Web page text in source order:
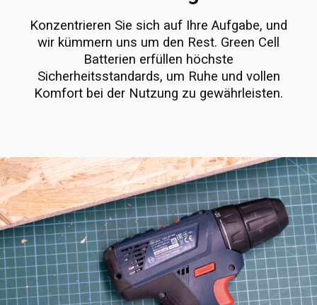
Konzentrieren Sie sich auf Ihre Aufgabe, und
wir kümmern uns um den Rest. Green Cell
Batterien erfüllen höchste
Sicherheitsstandards, um Ruhe und vollen
Komfort bei der Nutzung zu gewährleisten.